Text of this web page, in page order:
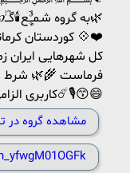
🌻به گروه شـمـٌْ‌ٍـ۪ٓع🕯گـؒؔـٰٰ‌℘ل🌹پَِـَِـَِـَِروانه🦋خوش آمدید🌿
⭐❤️💠کوردستان کرمانشاه⭐ جهان 💠❤️
کل شهرهایی ایران
فرماست 🌾🌿 شرط
کاربری الزامی💫 چت فارسی کوردی♦️❄️ویسکال فعال☄️🎙️😙😄
مشاهده گروه در